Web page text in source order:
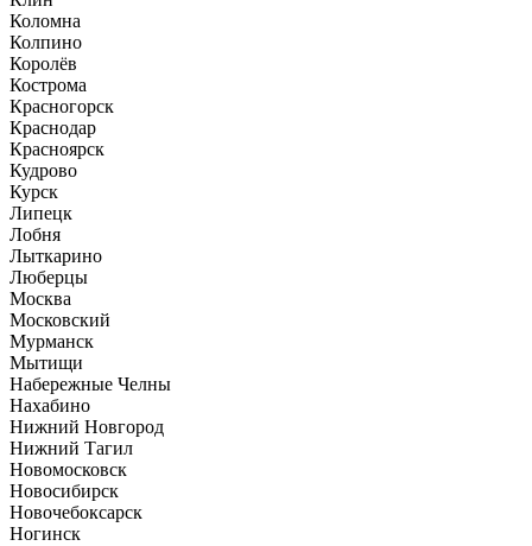
Коломна
Колпино
Королёв
Кострома
Красногорск
Краснодар
Красноярск
Кудрово
Курск
Липецк
Лобня
Лыткарино
Люберцы
Москва
Московский
Мурманск
Мытищи
Набережные Челны
Нахабино
Нижний Новгород
Нижний Тагил
Новомосковск
Новосибирск
Новочебоксарск
Ногинск